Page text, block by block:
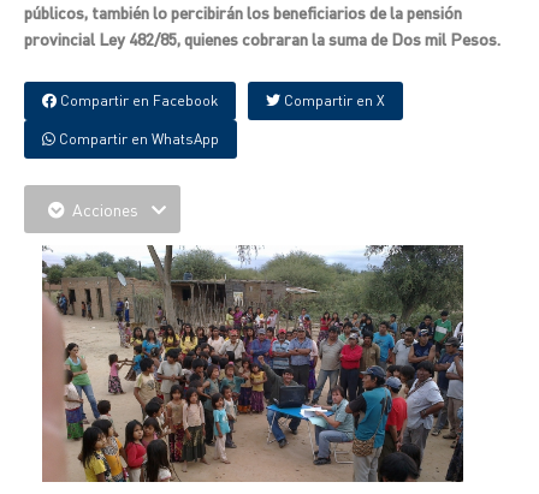
públicos, también lo percibirán los beneficiarios de la pensión
provincial Ley 482/85, quienes cobraran la suma de Dos mil Pesos.
Compartir en Facebook Compartir en X
Compartir en WhatsApp
Acciones